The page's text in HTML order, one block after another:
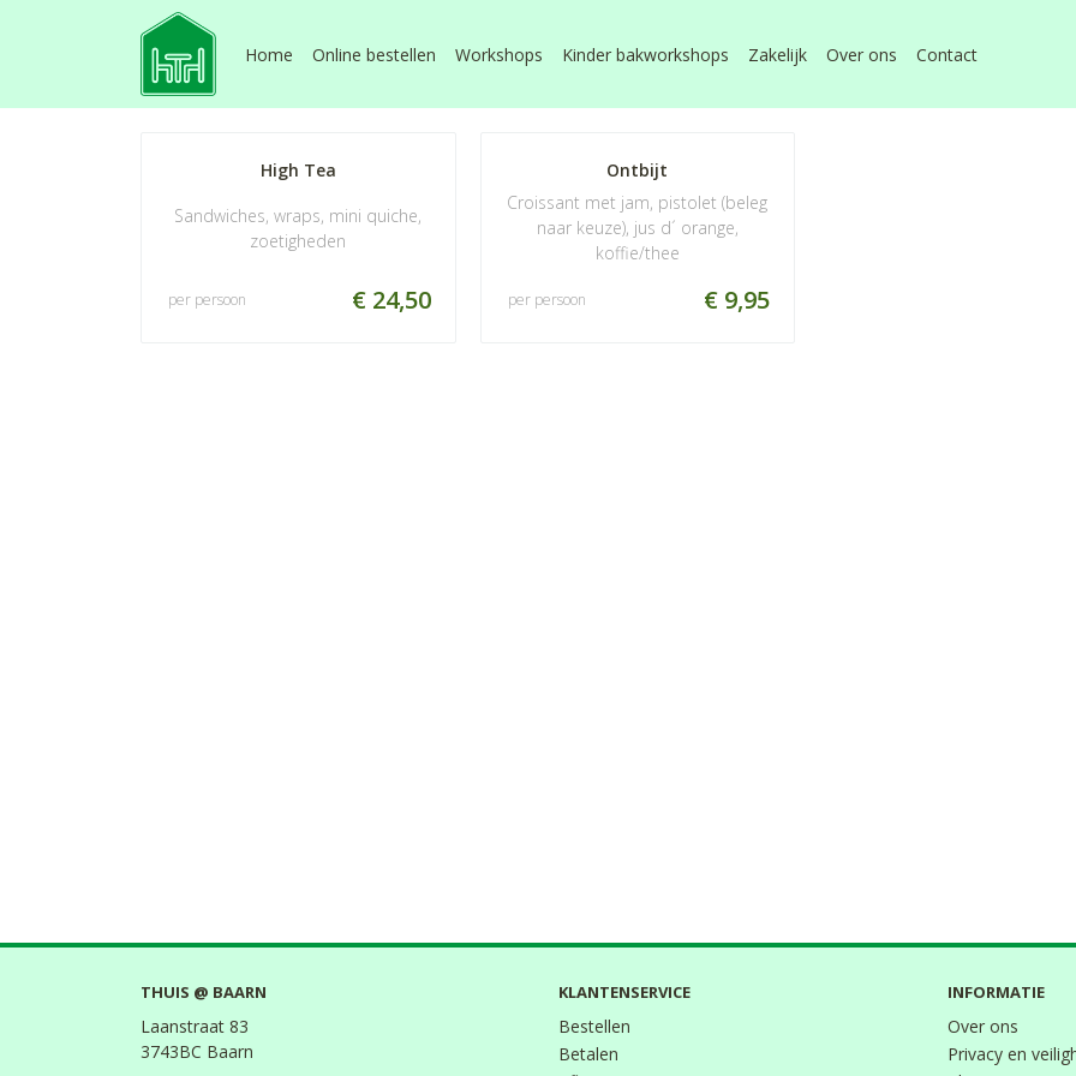
Home Online bestellen Workshops Kinder bakworkshops Zakelijk Over ons Contact
High Tea
Sandwiches, wraps, mini quiche,
zoetigheden
€ 24,50
per persoon
Ontbijt
Croissant met jam, pistolet (beleg
naar keuze), jus d´ orange,
koffie/thee
€ 9,95
per persoon
THUIS @ BAARN
Laanstraat 83
3743BC Baarn
KLANTENSERVICE
Bestellen
Betalen
INFORMATIE
Over ons
Privacy en